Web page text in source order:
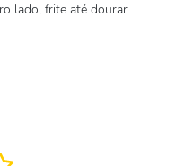
lado, frite até dourar.